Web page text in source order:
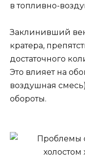
в топливно-
Заклинивший
кратера,
достаточного
Это влияет на
воздушная
обороты.